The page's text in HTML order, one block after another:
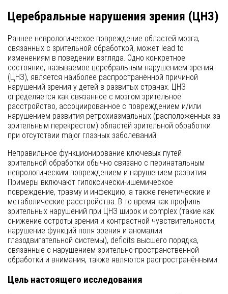
Церебральные нарушения зрения (ЦНЗ)
Раннее неврологическое повреждение областей мозга,
связанных с зрительной обработкой, может lead to
изменениям в поведении взгляда. Одно конкретное
состояние, называемое церебральным нарушением зрения
(ЦНЗ), является наиболее распространённой причиной
нарушений зрения у детей в развитых странах. ЦНЗ
определяется как связанное с мозгом зрительное
расстройство, ассоциированное с повреждением и/или
нарушением развития ретрохиазмальных (расположенных за
зрительным перекрестом) областей зрительной обработки
при отсутствии major глазных заболеваний.
Неправильное функционирование ключевых путей
зрительной обработки обычно связано с перинатальным
неврологическим повреждением и нарушением развития.
Примеры включают гипоксически-ишемическое
повреждение, травму и инфекцию, а также генетические и
метаболические расстройства. В то время как профиль
зрительных нарушений при ЦНЗ широк и complex (такие как
снижение остроты зрения и контрастной чувствительности,
нарушение функций поля зрения и аномалии
глазодвигательной системы), deficits высшего порядка,
связанные с нарушением зрительно-пространственной
обработки и внимания, также являются распространёнными.
Цель настоящего исследования